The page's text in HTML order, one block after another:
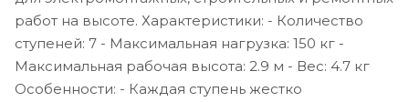
работ на высоте. Характеристики: - Количество
ступеней: 7 - Максимальная нагрузка: 150 кг -
Максимальная рабочая высота: 2.9 м - Вес: 4.7 кг
Особенности: - Каждая ступень жестко